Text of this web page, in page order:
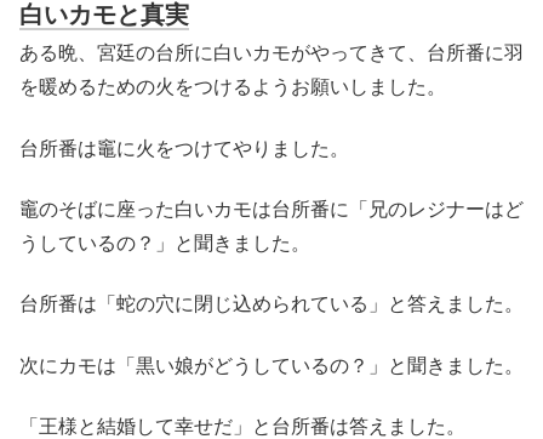
白いカモと真実
ある晩、宮廷の台所に白いカモがやってきて、台所番に羽
を暖めるための火をつけるようお願いしました。
台所番は竈に火をつけてやりました。
竈のそばに座った白いカモは台所番に「兄のレジナーはど
うしているの？」と聞きました。
台所番は「蛇の穴に閉じ込められている」と答えました。
次にカモは「黒い娘がどうしているの？」と聞きました。
「王様と結婚して幸せだ」と台所番は答えました。